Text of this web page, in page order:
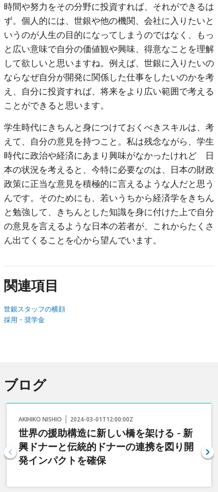
時間や努力をその分野に投資すれば、それができるは
ず。個人的には、世銀や他の機関、会社に入りたいと
いうのが人生の目的になってしまうのではなく、もっ
と広い意味で自分の価値観や興味、得意なことを理解
して欲しいと思いますね。例えば、世銀に入りたいの
ならなぜ自分が開発に関係した仕事をしたいのかを考
え、自分に投資すれば、将来をより広い範囲で考える
ことができると思います。
学生時代にきちんと身につけておくべきスキルは、考
えて、自分の意見を持つこと。私は残念ながら、学生
時代に政治や経済にあまり興味がなかったけれど 日
本の状況を考えると、今特に必要なのは、日本の財政
政策に正当な意見を積極的に言えるような人だと思う
んです。そのためにも、若いうちから経済学をきちん
と勉強して、きちんとした知識を身に付けた上で自分
の意見を言えるような日本の若者が、これからたくさ
ん出てくることを心から望んでいます。
関連項目
世銀スタッフの横顔
採用・奨学金
ブログ
AKIHIKO NISHIO 2024-03-01T12:00:00Z
世界の援助構造に新しい橋を架ける - 新
興ドナーと伝統的ドナーの連携を図り開
発インパクトを確保